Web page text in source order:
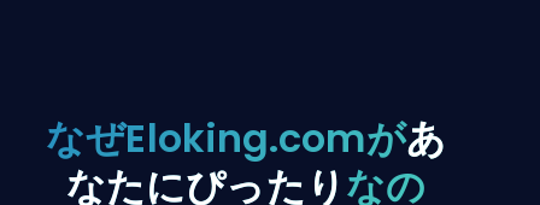
なぜEloking.comがあ
なたにぴったりなの